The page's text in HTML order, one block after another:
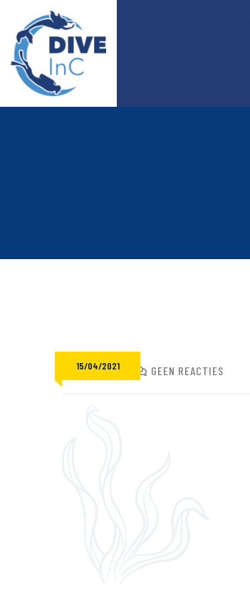
15/04/2021
ADMIN GEEN REACTIES